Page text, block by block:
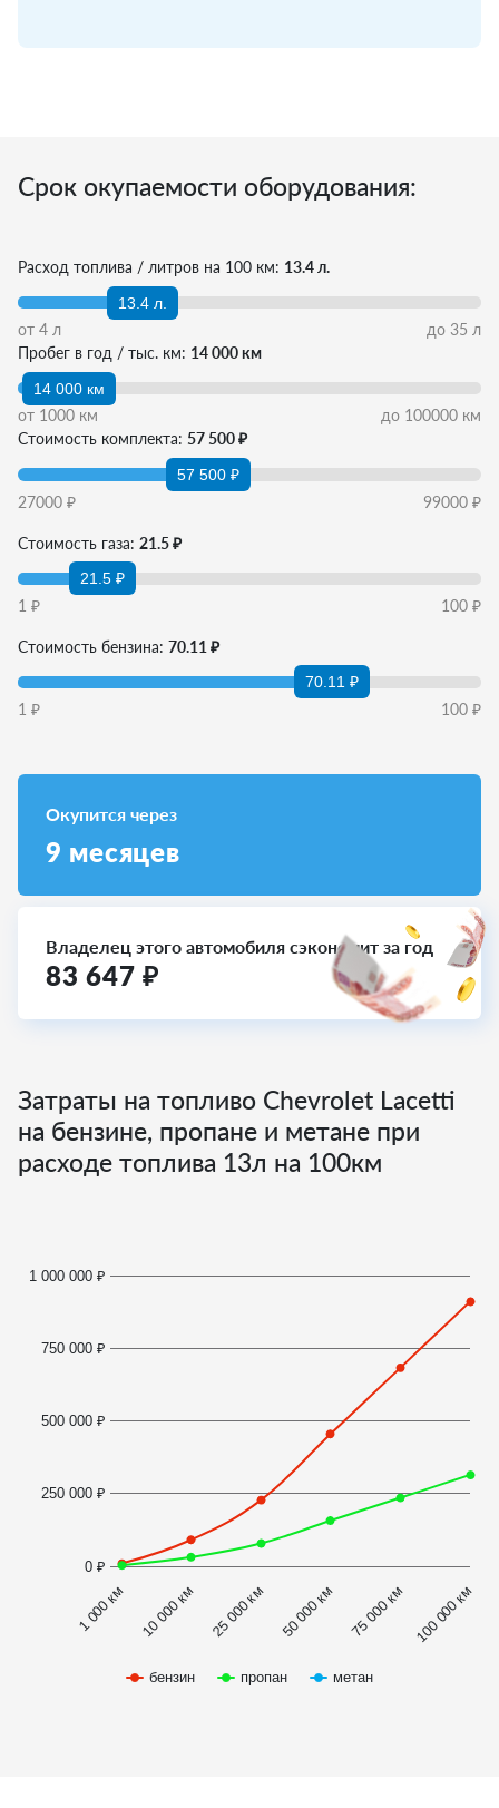
Срок окупаемости оборудования:
Расход топлива / литров на 100 км: 13.4 л.
13.4 л.
от 4 л до 35 л
Пробег в год / тыс. км: 14 000 км
14 000 км
от 1000 км до 100000 км
Стоимость комплекта: 57 500 ₽
57 500 ₽
27000 ₽ 99000 ₽
Стоимость газа: 21.5 ₽
21.5 ₽
1 ₽ 100 ₽
Стоимость бензина: 70.11 ₽
70.11 ₽
1 ₽ 100 ₽
Окупится через
9 месяцев
Владелец этого автомобиля сэкономит за год
83 647 ₽
Затраты на топливо Chevrolet Lacetti
на бензине, пропане и метане при
расходе топлива 13л на 100км
бензин пропан метан
1 000 км 10 000 км 25 000 км 50 000 км 75 000 км 100 000 км
0 ₽
250 000 ₽
500 000 ₽
750 000 ₽
1 000 000 ₽